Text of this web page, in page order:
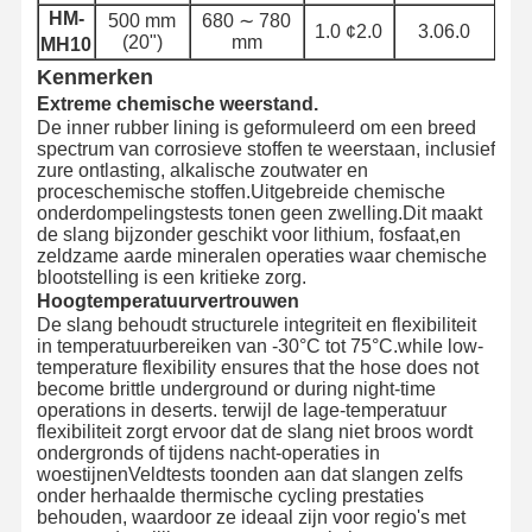
Metalen slang
Slangen zweven
Gepantserde Slang
HM-
MH10
500 mm
(20")
680 ∼ 780
mm
1.0 ¢2.0 3.06.0
Kenmerken
Extreme chemische weerstand.
De inner rubber lining is geformuleerd om een breed
spectrum van corrosieve stoffen te weerstaan, inclusief
zure ontlasting, alkalische zoutwater en
proceschemische stoffen.Uitgebreide chemische
onderdompelingstests tonen geen zwelling.Dit maakt
de slang bijzonder geschikt voor lithium, fosfaat,en
zeldzame aarde mineralen operaties waar chemische
blootstelling is een kritieke zorg.
Hoogtemperatuurvertrouwen
De slang behoudt structurele integriteit en flexibiliteit
in temperatuurbereiken van -30°C tot 75°C.while low-
temperature flexibility ensures that the hose does not
become brittle underground or during night-time
operations in deserts. terwijl de lage-temperatuur
flexibiliteit zorgt ervoor dat de slang niet broos wordt
ondergronds of tijdens nacht-operaties in
woestijnenVeldtests toonden aan dat slangen zelfs
onder herhaalde thermische cycling prestaties
behouden, waardoor ze ideaal zijn voor regio's met